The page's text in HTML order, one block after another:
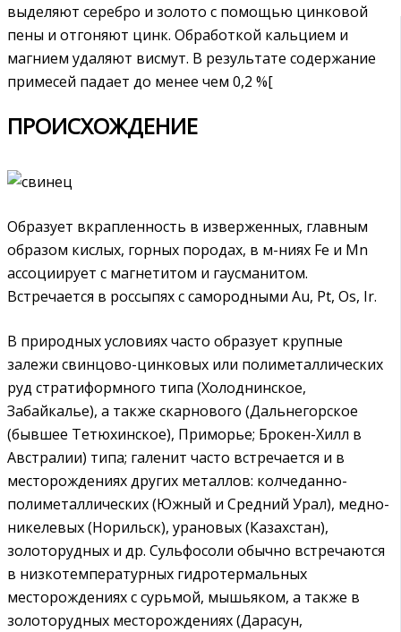
выделяют серебро и золото с помощью цинковой
пены и отгоняют цинк. Обработкой кальцием и
магнием удаляют висмут. В результате содержание
примесей падает до менее чем 0,2 %[
ПРОИСХОЖДЕНИЕ
Образует вкрапленность в изверженных, главным
образом кислых, горных породах, в м-ниях Fe и Мn
ассоциирует с магнетитом и гаусманитом.
Встречается в россыпях с самородными Au, Pt, Os, Ir.
В природных условиях часто образует крупные
залежи свинцово-цинковых или полиметаллических
руд стратиформного типа (Холоднинское,
Забайкалье), а также скарнового (Дальнегорское
(бывшее Тетюхинское), Приморье; Брокен-Хилл в
Австралии) типа; галенит часто встречается и в
месторождениях других металлов: колчеданно-
полиметаллических (Южный и Средний Урал), медно-
никелевых (Норильск), урановых (Казахстан),
золоторудных и др. Сульфосоли обычно встречаются
в низкотемпературных гидротермальных
месторождениях с сурьмой, мышьяком, а также в
золоторудных месторождениях (Дарасун,